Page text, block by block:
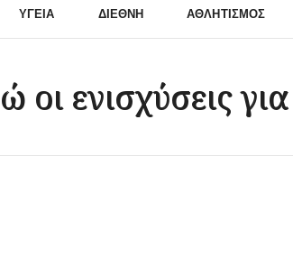
ΥΓΕΊΑ ΔΙΕΘΝΉ ΑΘΛΗΤΙΣΜΌΣ
ενισχύσεις για